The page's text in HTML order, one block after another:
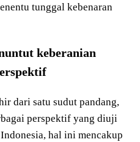
tunggal kebenaran
keberanian
dari satu sudut pandang,
perspektif yang diuji
hal ini mencakup